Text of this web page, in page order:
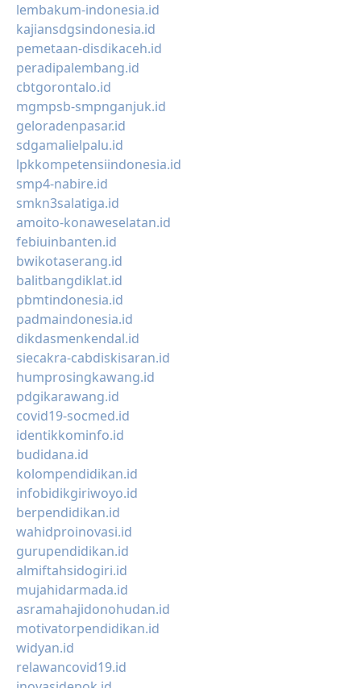
lembakum-indonesia.id
kajiansdgsindonesia.id
pemetaan-disdikaceh.id
peradipalembang.id
cbtgorontalo.id
mgmpsb-smpnganjuk.id
geloradenpasar.id
sdgamalielpalu.id
lpkkompetensiindonesia.id
smp4-nabire.id
smkn3salatiga.id
amoito-konaweselatan.id
febiuinbanten.id
bwikotaserang.id
balitbangdiklat.id
pbmtindonesia.id
padmaindonesia.id
dikdasmenkendal.id
siecakra-cabdiskisaran.id
humprosingkawang.id
pdgikarawang.id
covid19-socmed.id
identikkominfo.id
budidana.id
kolompendidikan.id
infobidikgiriwoyo.id
berpendidikan.id
wahidproinovasi.id
gurupendidikan.id
almiftahsidogiri.id
mujahidarmada.id
asramahajidonohudan.id
motivatorpendidikan.id
widyan.id
relawancovid19.id